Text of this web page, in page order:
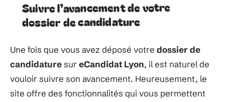
Suivre l’avancement de votre
dossier de candidature
Une fois que vous avez déposé votre dossier de
candidaturesureCandidat Lyon, il est naturel de
vouloir suivre son avancement. Heureusement, le
site offre des fonctionnalités qui vous permettent